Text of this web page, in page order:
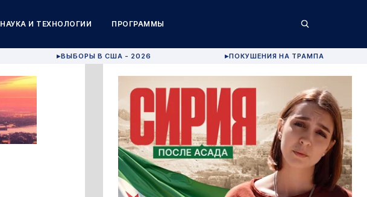
НАУКА И ТЕХНОЛОГИИ ПРОГРАММЫ
▶ВЫБОРЫ В США - 2026 ▶ПОКУШЕНИЯ НА ТРАМПА